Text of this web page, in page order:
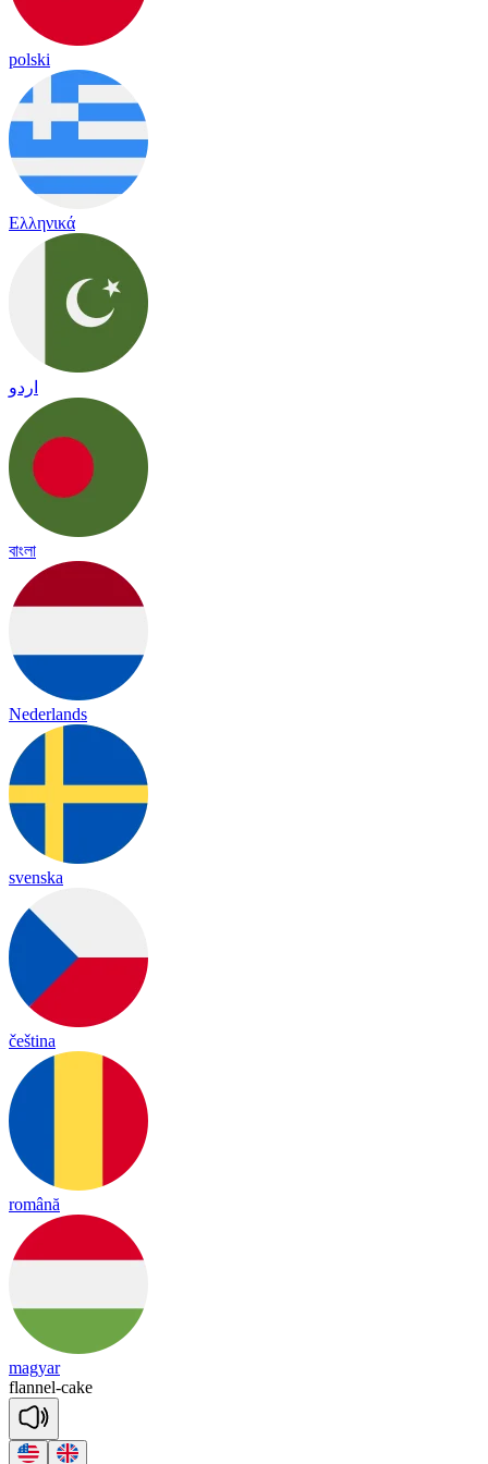
polski
Ελληνικά
اردو
বাংলা
Nederlands
svenska
čeština
română
magyar
flannel-cake